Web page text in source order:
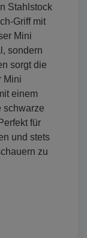
Stahlstock
Griff mit
Mini
sondern
sorgt die
Mini
einem
schwarze
für
und stets
zu